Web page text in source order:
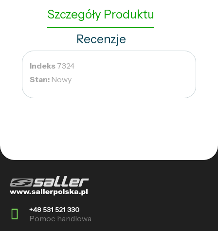
Szczegóły Produktu
Recenzje
Indeks 7324
Stan: Nowy
+48 531 521 330
Pomoc handlowa